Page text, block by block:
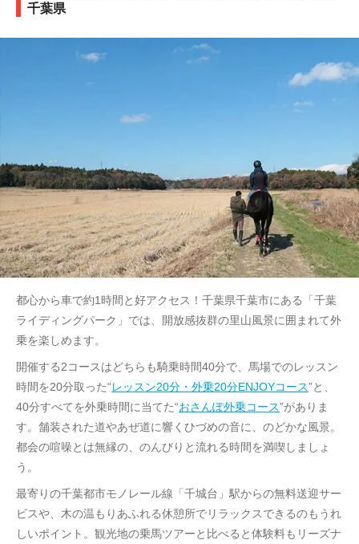
千葉県
都心から車で約1時間と好アクセス！千葉県千葉市にある「千葉
ライディングパーク」では、開放感抜群の里山風景に囲まれて外
乗を楽しめます。
開催する2コースはどちらも騎乗時間40分で、馬場でのレッスン
時間を20分取った“レッスン20分・外乗20分ENJOYコース”と、
40分すべてを外乗時間に当てた“おさんぽ外乗コース”がありま
す。舗装された道やあぜ道に響くひづめの音に、のどかな風景。
都会の喧噪とは無縁の、のんびりと流れる時間を満喫しましょ
う。
最寄りの千葉都市モノレール線「千城台」駅からの無料送迎サー
ビスや、木の温もりあふれる休憩所でリラックスできるのもうれ
しいポイント。観光地の乗馬ツアーと比べると体験料もリーズナ